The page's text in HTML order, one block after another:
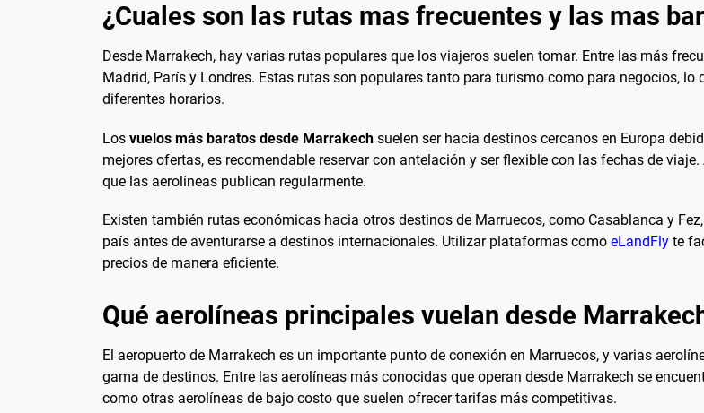
¿Cuales son las rutas mas frecuentes y las mas
Desde Marrakech, hay varias rutas populares que los viajeros suelen tomar. Entre las más
Madrid, París y Londres. Estas rutas son populares tanto para turismo como para negocios,
diferentes horarios.
Los vuelos más baratos desde Marrakech suelen ser hacia destinos cercanos en Europa
mejores ofertas, es recomendable reservar con antelación y ser flexible con las fechas de
que las aerolíneas publican regularmente.
Existen también rutas económicas hacia otros destinos de Marruecos, como Casablanca y
país antes de aventurarse a destinos internacionales. Utilizar plataformas como eLandFly te
precios de manera eficiente.
Qué aerolíneas principales vuelan desde
El aeropuerto de Marrakech es un importante punto de conexión en Marruecos, y varias
gama de destinos. Entre las aerolíneas más conocidas que operan desde Marrakech se
como otras aerolíneas de bajo costo que suelen ofrecer tarifas más competitivas.